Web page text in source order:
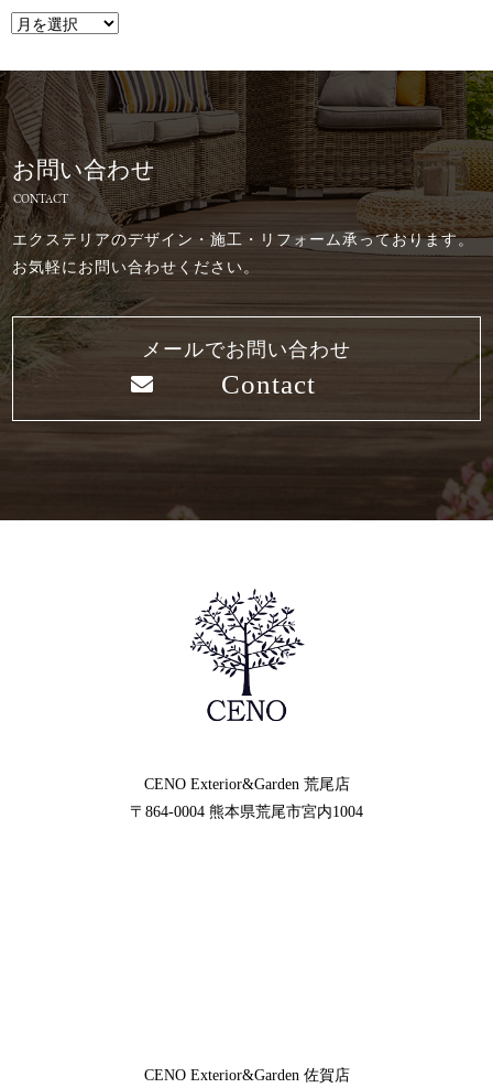
お問い合わせ
CONTACT
エクステリアのデザイン・施工・リフォーム承っております。
お気軽にお問い合わせください。
メールでお問い合わせ
Contact
CENO Exterior&Garden 荒尾店
〒864-0004 熊本県荒尾市宮内1004
CENO Exterior&Garden 佐賀店